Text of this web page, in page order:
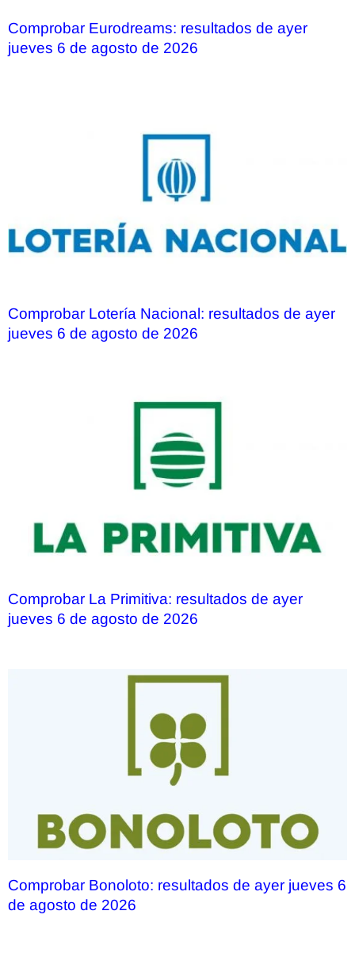
Comprobar Eurodreams: resultados de ayer
jueves 6 de agosto de 2026
Comprobar Lotería Nacional: resultados de ayer
jueves 6 de agosto de 2026
Comprobar La Primitiva: resultados de ayer
jueves 6 de agosto de 2026
Comprobar Bonoloto: resultados de ayer jueves 6
de agosto de 2026